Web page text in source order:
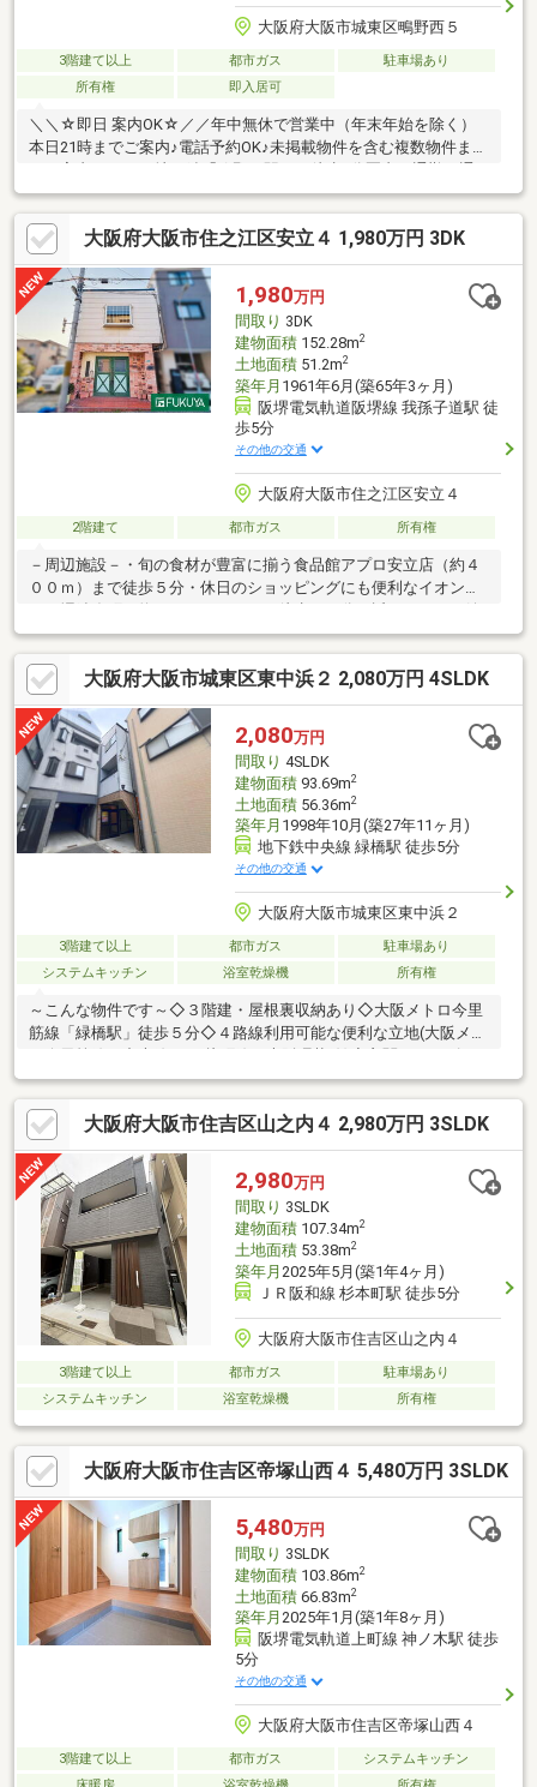
大阪府大阪市城東区鴫野西５
3階建て以上 都市ガス
駐車場あり
所有権
即入居可
＼＼☆即日 案内OK☆／／年中無休で営業中（年末年始を除く）
本日21時までご案内♪電話予約OK♪未掲載物件を含む複数物件まと
学にも大変便利な好立地です。キッチン交換など約500万円相当
の工事ご相談頂けます♪フルリノベーションをご検討中の方にもお
すすめの物件です☆延床約77平米の3LDKで、愛車を守るビルトイ
ンガレージつき☆1階の居室や各階の豊富な収納など、ご家族の
成長に合わせた使い方が可能です♪「中古＋リノベ」の不安を解消
し、理想の住まいを予算内で叶えませんか！まずはお気軽にご覧
ください！！！
大阪府大阪市住之江区安立４ 1,980万円 3DK
1,980万円
間取り 3DK
建物面積152.28m2
土地面積51.2m2
築年月 1961年6月(築65年3ヶ月)
阪堺電気軌道阪堺線 我孫子道駅 徒
歩5分
その他の交通
大阪府大阪市住之江区安立４
2階建て 都市ガス 所有権
－周辺施設－・旬の食材が豊富に揃う食品館アプロ安立店（約４
００ｍ）まで徒歩５分・休日のショッピングにも便利なイオンモ
ール堺鉄砲町（約１１００ｍ）まで徒歩１４分・近くにあると嬉
しいセブンイレブン大阪住之江３丁目店（約４５０ｍ）まで徒歩
６分・徒歩１２分のディスカウントドラッグコスモス七道東店
（約９００ｍ）は夜８時５０分まで営業中！▽ 住宅ローンや諸経
費等どんなことでもご相談ください！親切丁寧にご説明させてい
ただきます ▽
大阪府大阪市城東区東中浜２ 2,080万円 4SLDK
2,080万円
間取り 4SLDK
建物面積93.69m2
土地面積56.36m2
築年月 1998年10月(築27年11ヶ月)
地下鉄中央線 緑橋駅 徒歩5分
その他の交通
大阪府大阪市城東区東中浜２
3階建て以上 都市ガス
駐車場あり
システムキッチン
浴室乾燥機 所有権
～こんな物件です～◇３階建・屋根裏収納あり◇大阪メトロ今里
筋線「緑橋駅」徒歩５分◇４路線利用可能な便利な立地(大阪メト
ロゼットあり♪◇サービスルームあり◇LDK部分、可動間仕切りで
広々お使いいただけます◇屋根付き車庫のため雨でも安心◇1階
30.48㎡ 2階30.48㎡ 3階32.73㎡～住宅ローンもお任せください
～２０８０万円のお借り入れで月々約５０，０００円台でご入居
できます。当社の住宅ローンアドバイザーがお客様に合わせた銀
行やプラン、資金計画をご提案させていただきます。
大阪府大阪市住吉区山之内４ 2,980万円 3SLDK
2,980万円
間取り 3SLDK
建物面積107.34m2
土地面積53.38m2
築年月 2025年5月(築1年4ヶ月)
ＪＲ阪和線 杉本町駅 徒歩5分
大阪府大阪市住吉区山之内４
3階建て以上 都市ガス
駐車場あり
システムキッチン
浴室乾燥機 所有権
大阪府大阪市住吉区帝塚山西４ 5,480万円 3SLDK
5,480万円
間取り 3SLDK
建物面積103.86m2
土地面積66.83m2
築年月 2025年1月(築1年8ヶ月)
阪堺電気軌道上町線 神ノ木駅 徒歩
5分
その他の交通
大阪府大阪市住吉区帝塚山西４
3階建て以上 都市ガス
システムキッチン